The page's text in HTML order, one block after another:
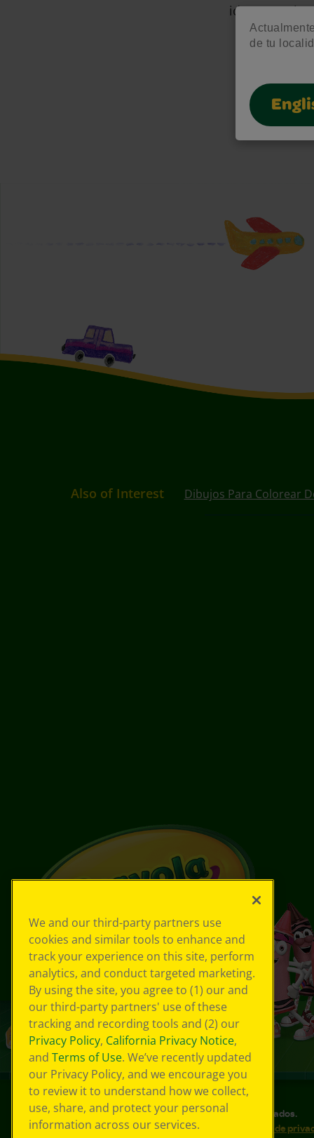
de tu
ideas
Also of Interest Dibujos Para Colorear
© 2026 Crayola® Todos los derechos reservados.
Sus opciones de privacidad
Política de
We and our third-party partners use
cookies and similar tools to enhance and
track your experience on this site, perform
analytics, and conduct targeted marketing.
By using the site, you agree to (1) our and
our third-party partners' use of these
tracking and recording tools and (2) our
Privacy Policy, California Privacy Notice,
and Terms of Use. We’ve recently updated
our Privacy Policy, and we encourage you
to review it to understand how we collect,
use, share, and protect your personal
information across our services.